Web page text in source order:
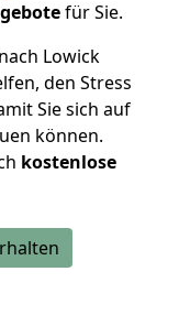
für Sie.
Lowick
den Stress
Sie sich auf
können.
kostenlose